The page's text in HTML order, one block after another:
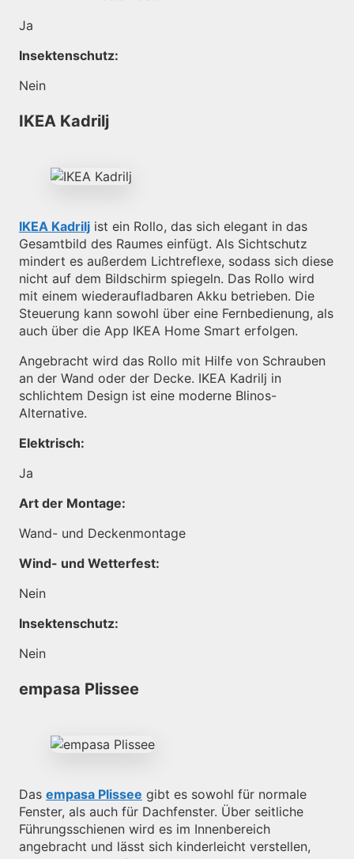
Ja
Insektenschutz:
Nein
IKEA Kadrilj
IKEA Kadrilj ist ein Rollo, das sich elegant in das
Gesamtbild des Raumes einfügt. Als Sichtschutz
mindert es außerdem Lichtreflexe, sodass sich diese
nicht auf dem Bildschirm spiegeln. Das Rollo wird
mit einem wiederaufladbaren Akku betrieben. Die
Steuerung kann sowohl über eine Fernbedienung, als
auch über die App IKEA Home Smart erfolgen.
Angebracht wird das Rollo mit Hilfe von Schrauben
an der Wand oder der Decke. IKEA Kadrilj in
schlichtem Design ist eine moderne Blinos-
Alternative.
Elektrisch:
Ja
Art der Montage:
Wand- und Deckenmontage
Wind- und Wetterfest:
Nein
Insektenschutz:
Nein
empasa Plissee
Das empasa Plissee gibt es sowohl für normale
Fenster, als auch für Dachfenster. Über seitliche
Führungsschienen wird es im Innenbereich
angebracht und lässt sich kinderleicht verstellen,